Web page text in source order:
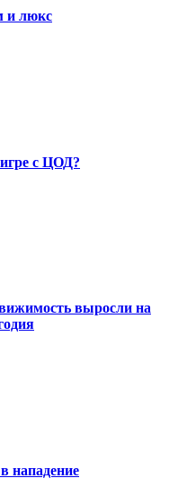
и люкс
с ЦОД?
выросли на
нападение